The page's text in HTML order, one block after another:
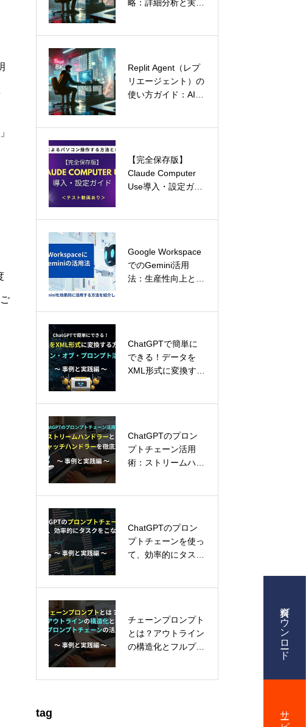
1on1）予約
・事業内容
MA支援、AI活用、クリエイティブ制作
ティング情報ナレッジベース
資料ダウンロード
略：詳細分析と実践
Replit Agent（レプ
リエージェント）の
使い方ガイド：AIで
【完全保存版】
Claude Computer
Use導入・設定ガイ
Google Workspace
でのGemini活用
法：生産性向上と生
ChatGPTで簡単に
できる！データを
XML形式に変換する
ChatGPTのプロン
プトチェーン活用
術：ストリームハン
ChatGPTのプロン
プトチェーンを使っ
て、効率的にタスク
チェーンプロンプト
とは？アウトライン
の構造化とフルプロ
Octopus CRMの使
Account
Engagement（旧
Pardot）によるセー
プロンプトエンジニ
アリングとLLMワー
クフローの革新
マーケティングオー
トメーションツール
の効果と選び方｜導
Felo vs GenSpark
vs Perplexity：AI検
索ツールを徹底比較
プロンプト勉強、も
う不要！OpenAIの
新ツールで一発生成
生成エンジン最適化
(GEO): マーケティ
ング入門
CRM、MA、AIを活
用した次世代ドリッ
プマーケティング戦
tag